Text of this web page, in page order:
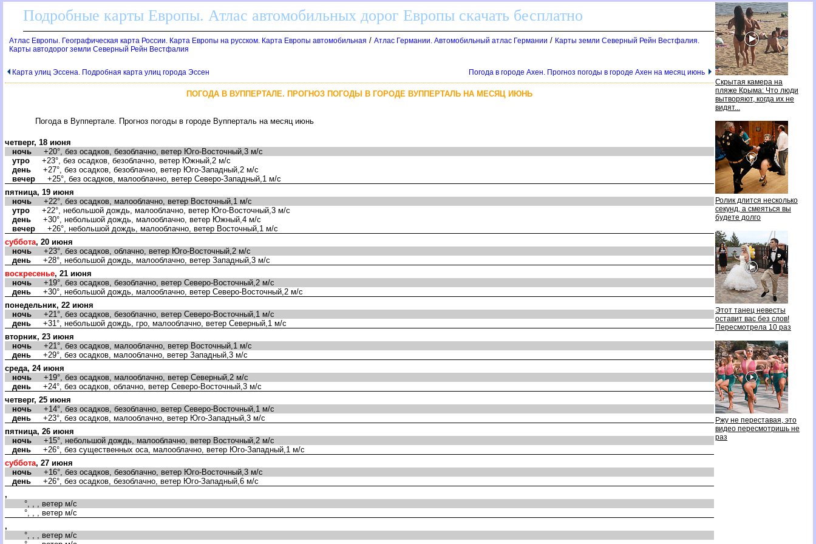
Скрытая камера на
пляже Крыма: Что люди
ытворяют, когда их не
идят...
Ролик длится несколько
секунд, а смеяться вы
удете долго
Этот танец невесты
оставит вас без слов!
Пересмотрела 10 раз
Ржу не переставая, это
идео пересмотришь не
раз
Подробные карты Европы. Атлас автомобильных дорог Европы скачать бесплатно
Атлас Европы. Географическая карта России. Карта Европы на русском. Карта Европы автомобильная / Атлас Германии. Автомобильный атлас Германии / Карты земли Северный Рейн Вестфалия.
Карты автодорог земли Северный Рейн Вестфалия
Карта улиц Эссена. Подробная карта улиц города Эссен Погода в городе Ахен. Прогноз погоды в городе Ахен на месяц июнь
ПОГОДА В ВУППЕРТАЛЕ. ПРОГНОЗ ПОГОДЫ В ГОРОДЕ ВУППЕРТАЛЬ НА МЕСЯЦ ИЮНЬ
Погода в Вуппертале. Прогноз погоды в городе Вупперталь на месяц июнь
четверг, 18 июня
ночь +20°, без осадков, безоблачно, ветер Юго-Восточный,3 м/с
утро +23°, без осадков, безоблачно, ветер Южный,2 м/с
день +27°, без осадков, безоблачно, ветер Юго-Западный,2 м/с
ечер +25°, без осадков, малооблачно, ветер Северо-Западный,1 м/с
пятница, 19 июня
ночь +22°, без осадков, малооблачно, ветер Восточный,1 м/с
утро +22°, небольшой дождь, малооблачно, ветер Юго-Восточный,3 м/с
день +30°, небольшой дождь, малооблачно, ветер Южный,4 м/с
ечер +26°, небольшой дождь, малооблачно, ветер Восточный,1 м/с
суббота, 20 июня
ночь +23°, без осадков, облачно, ветер Юго-Восточный,2 м/с
день +28°, небольшой дождь, малооблачно, ветер Западный,3 м/с
оскресенье, 21 июня
ночь +19°, без осадков, безоблачно, ветер Северо-Восточный,2 м/с
день +30°, небольшой дождь, малооблачно, ветер Северо-Восточный,2 м/с
понедельник, 22 июня
ночь +21°, без осадков, безоблачно, ветер Северо-Восточный,1 м/с
день +31°, небольшой дождь, гро, малооблачно, ветер Северный,1 м/с
торник, 23 июня
ночь +21°, без осадков, малооблачно, ветер Восточный,1 м/с
день +29°, без осадков, малооблачно, ветер Западный,3 м/с
среда, 24 июня
ночь +19°, без осадков, малооблачно, ветер Северный,2 м/с
день +24°, без осадков, облачно, ветер Северо-Восточный,3 м/с
четверг, 25 июня
ночь +14°, без осадков, безоблачно, ветер Северо-Восточный,1 м/с
день +23°, без осадков, малооблачно, ветер Юго-Западный,3 м/с
пятница, 26 июня
ночь +15°, небольшой дождь, малооблачно, ветер Восточный,2 м/с
день +26°, без существенных оса, малооблачно, ветер Юго-Западный,1 м/с
суббота, 27 июня
ночь +16°, без осадков, безоблачно, ветер Юго-Восточный,3 м/с
день +26°, без осадков, безоблачно, ветер Юго-Западный,6 м/с
,
°, , , ветер м/с
°, , , ветер м/с
,
°, , , ветер м/с